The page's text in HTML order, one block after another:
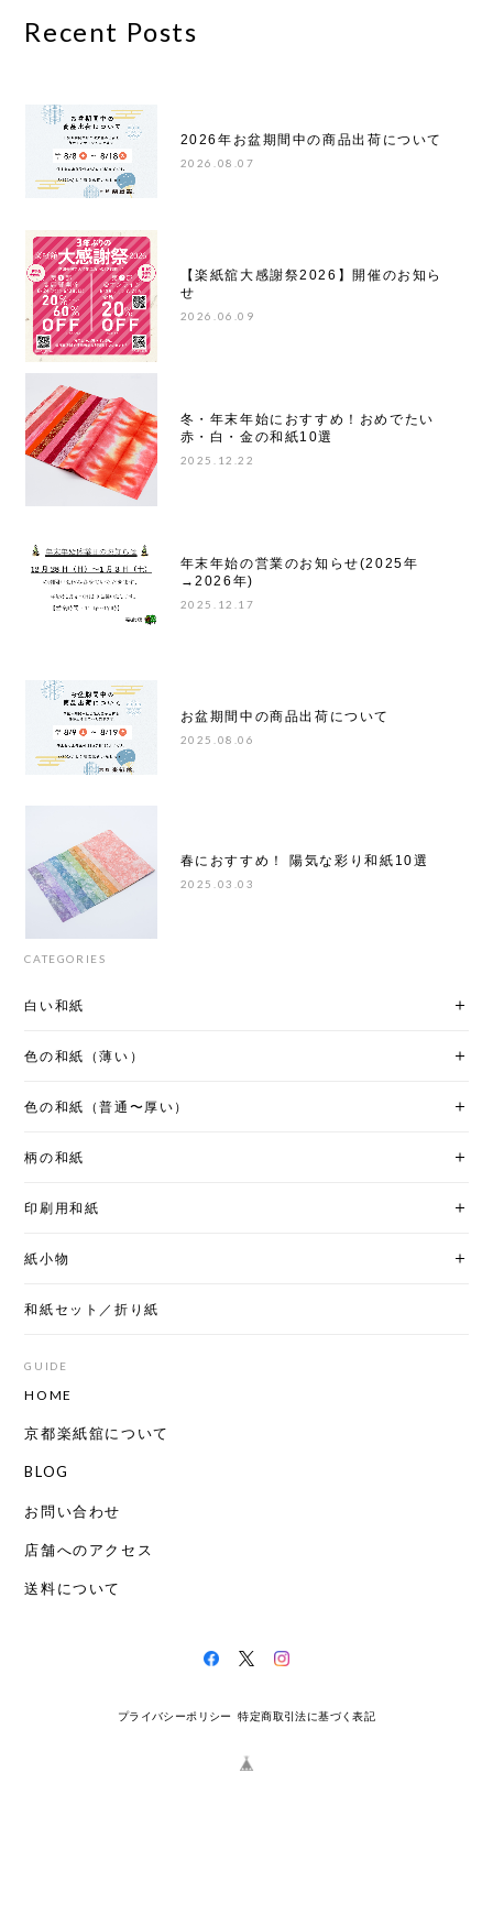
Recent Posts
2026年お盆期間中の商品出荷について
2026.08.07
【楽紙舘大感謝祭2026】開催のお知ら
せ
2026.06.09
冬・年末年始におすすめ！おめでたい
赤・白・金の和紙10選
2025.12.22
年末年始の営業のお知らせ(2025年
→2026年)
2025.12.17
お盆期間中の商品出荷について
2025.08.06
春におすすめ！ 陽気な彩り和紙10選
2025.03.03
CATEGORIES
白い和紙
色の和紙（薄い）
色の和紙（普通〜厚い）
柄の和紙
印刷用和紙
紙小物
和紙セット／折り紙
GUIDE
HOME
京都楽紙舘について
BLOG
お問い合わせ
店舗へのアクセス
送料について
プライバシーポリシー 特定商取引法に基づく表記